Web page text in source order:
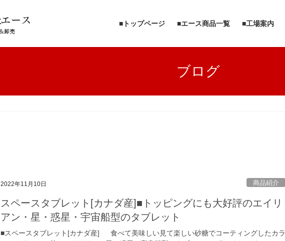
■トップページ ■エース商品一覧 ■工場案内
ブログ
2022年11月10日 商品紹介
スペースタブレット[カナダ産]■トッピングにも大好評のエイリ
アン・星・惑星・宇宙船型のタブレット
■スペースタブレット[カナダ産] 食べて美味しい見て楽しい砂糖でコーティングしたカラ